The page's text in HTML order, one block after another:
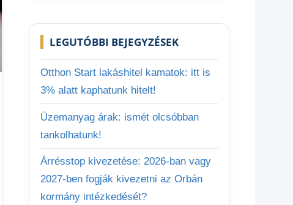
LEGUTÓBBI BEJEGYZÉSEK
Otthon Start lakáshitel kamatok: itt is
3% alatt kaphatunk hitelt!
Üzemanyag árak: ismét olcsóbban
tankolhatunk!
Árrésstop kivezetése: 2026-ban vagy
2027-ben fogják kivezetni az Orbán
kormány intézkedését?